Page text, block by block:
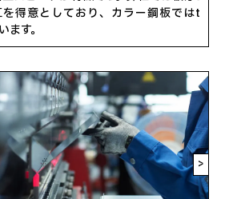
得意としており、カラー鋼板ではt
す。
>